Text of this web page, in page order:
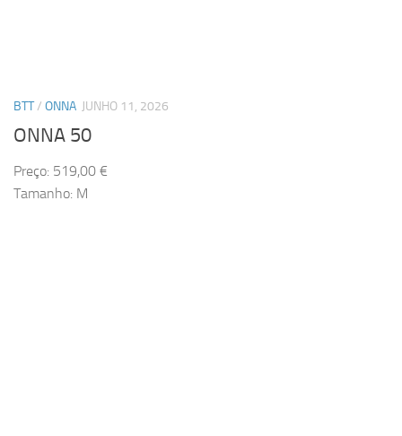
BTT/ ONNA JUNHO 11, 2026
ONNA 50
Preço: 519,00 €
Tamanho: M